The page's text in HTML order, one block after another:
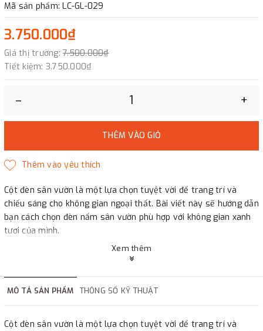
Mã sản phẩm: LC-GL-029
3.750.000₫
Giá thị trường: 7.500.000₫
Tiết kiệm: 3.750.000₫
– +
THÊM VÀO GIỎ
Cột đèn sân vườn là một lựa chọn tuyệt vời để trang trí và
chiếu sáng cho không gian ngoại thất. Bài viết này sẽ hướng dẫn
bạn cách chọn đèn nấm sân vườn phù hợp với không gian xanh
tươi của mình.
Xem thêm
MÔ TẢ SẢN PHẨM THÔNG SỐ KỸ THUẬT
Cột đèn sân vườn là một lựa chọn tuyệt vời để trang trí và